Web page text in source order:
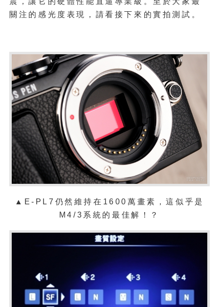
關注的感光度表現，請看接下來的實拍測試。
▲E-PL7仍然維持在1600萬畫素，這似乎是
M4/3系統的最佳解！？